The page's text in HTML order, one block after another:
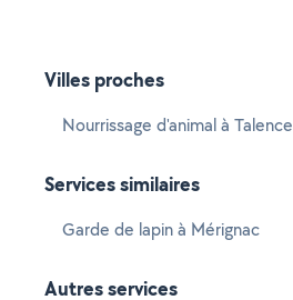
Villes proches
Nourrissage d'animal à Talence
Services similaires
Garde de lapin à Mérignac
Autres services